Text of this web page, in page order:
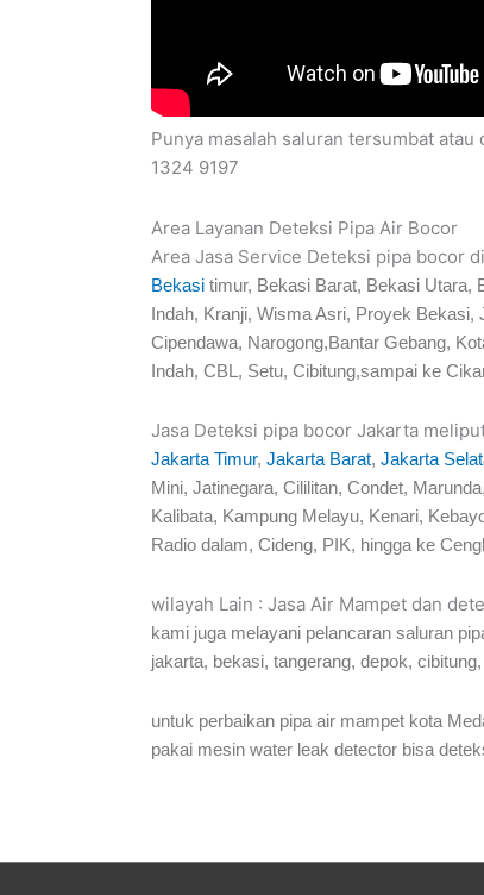
Punya masalah saluran tersumbat
1324 9197
Area Layanan Deteksi Pipa Air Bocor
Area Jasa Service Deteksi pipa bocor
Bekasi timur, Bekasi Barat, Bekasi Utara,
Indah, Kranji, Wisma Asri, Proyek
Cipendawa, Narogong,Bantar Gebang,
Indah, CBL, Setu, Cibitung,sampai ke
Jasa Deteksi pipa bocor Jakarta
Jakarta Timur, Jakarta Barat, Jakarta
Mini, Jatinegara, Cililitan, Condet,
Kalibata, Kampung Melayu, Kenari,
Radio dalam, Cideng, PIK, hingga ke
wilayah Lain : Jasa Air Mampet dan
kami juga melayani pelancaran saluran
jakarta, bekasi, tangerang, depok,
untuk perbaikan pipa air mampet kota
pakai mesin water leak detector bisa